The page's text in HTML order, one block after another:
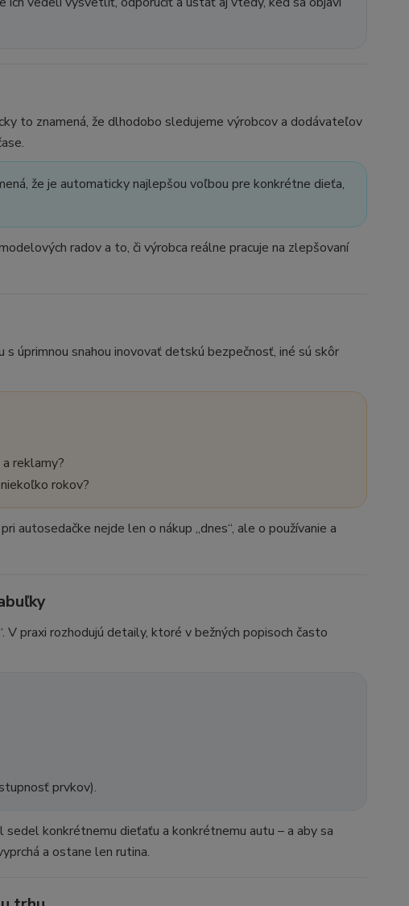
to znamená, že dlhodobo sledujeme výrobcov a dodávateľov
že je automaticky najlepšou voľbou pre konkrétne dieťa,
radov a to, či výrobca reálne pracuje na zlepšovaní
úprimnou snahou inovovať detskú bezpečnosť, iné sú skôr
reklamy?
rokov?
autosedačke nejde len o nákup „dnes“, ale o používanie a
V praxi rozhodujú detaily, ktoré v bežných popisoch často
prvkov).
sedel konkrétnemu dieťaťu a konkrétnemu autu – a aby sa
a ostane len rutina.